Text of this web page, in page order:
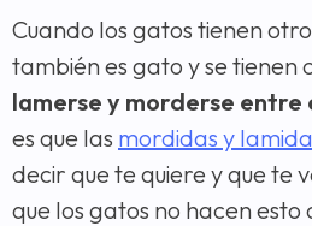
Cuando los gatos tienen
también es gato y se tienen
lamerse y morderse entre
es que las mordidas y
decir que te quiere y que te
que los gatos no hacen esto